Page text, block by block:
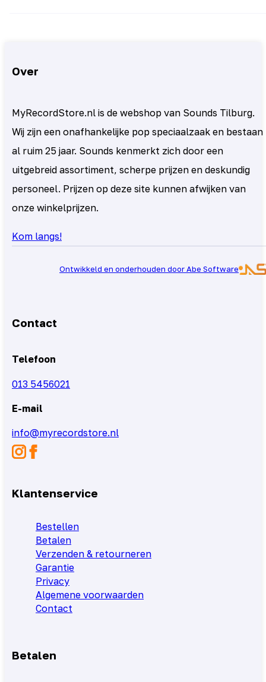
Over
MyRecordStore.nl is de webshop van Sounds Tilburg.
Wij zijn een onafhankelijke pop speciaalzaak en bestaan
al ruim 25 jaar. Sounds kenmerkt zich door een
uitgebreid assortiment, scherpe prijzen en deskundig
personeel. Prijzen op deze site kunnen afwijken van
onze winkelprijzen.
Kom langs!
Ontwikkeld en onderhouden door Abe Software
Contact
Telefoon
013 5456021
E-mail
info@myrecordstore.nl
Klantenservice
Bestellen
Betalen
Verzenden & retourneren
Garantie
Privacy
Algemene voorwaarden
Contact
Betalen